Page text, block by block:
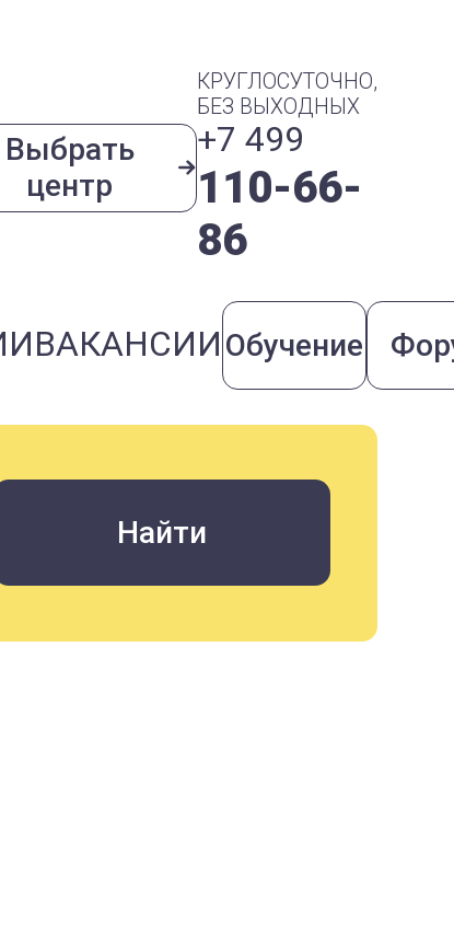
Выбрать
центр
КРУГЛОСУТОЧНО,
БЕЗ ВЫХОДНЫХ
+7 499
110-66-
86
ВАКАНСИИ Обучение